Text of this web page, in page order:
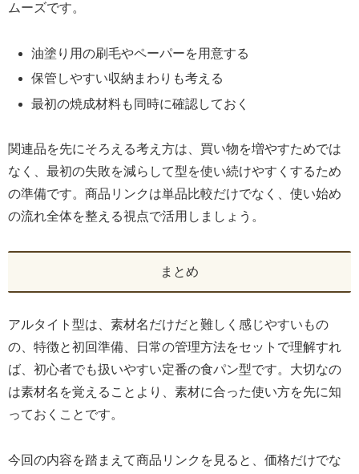
ムーズです。
油塗り用の刷毛やペーパーを用意する
保管しやすい収納まわりも考える
最初の焼成材料も同時に確認しておく
関連品を先にそろえる考え方は、買い物を増やすためでは
なく、最初の失敗を減らして型を使い続けやすくするため
の準備です。商品リンクは単品比較だけでなく、使い始め
の流れ全体を整える視点で活用しましょう。
まとめ
アルタイト型は、素材名だけだと難しく感じやすいもの
の、特徴と初回準備、日常の管理方法をセットで理解すれ
ば、初心者でも扱いやすい定番の食パン型です。大切なの
は素材名を覚えることより、素材に合った使い方を先に知
っておくことです。
今回の内容を踏まえて商品リンクを見ると、価格だけでな